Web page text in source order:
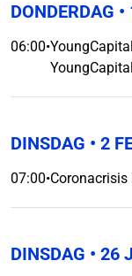
DONDERDAG
06:00•
DINSDAG • 2
07:00•
DINSDAG • 26